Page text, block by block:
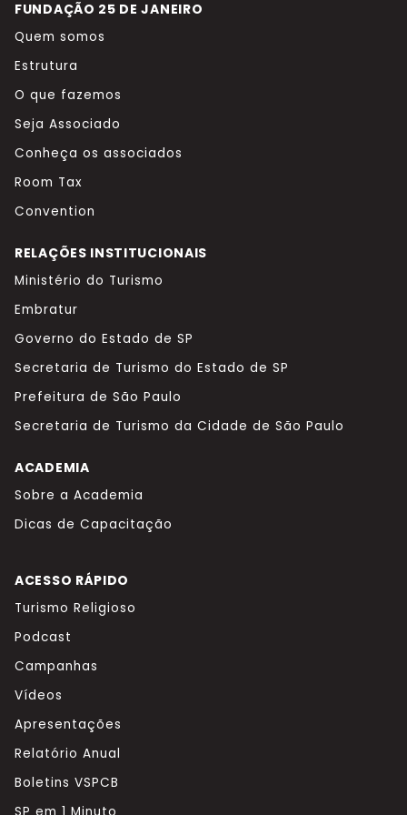
FUNDAÇÃO 25 DE JANEIRO
Quem somos
Estrutura
O que fazemos
Seja Associado
Conheça os associados
Room Tax
Convention
RELAÇÕES INSTITUCIONAIS
Ministério do Turismo
Embratur
Governo do Estado de SP
Secretaria de Turismo do Estado de SP
Prefeitura de São Paulo
Secretaria de Turismo da Cidade de São Paulo
ACADEMIA
Sobre a Academia
Dicas de Capacitação
ACESSO RÁPIDO
Turismo Religioso
Podcast
Campanhas
Vídeos
Apresentações
Relatório Anual
Boletins VSPCB